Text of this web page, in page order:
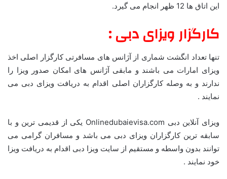
این اتاق ها 12 ظهر انجام می گیرد.
کارگزار ویزای دبی :
تنها تعداد انگشت شماری از آژانس های مسافرتی کارگزار اصلی اخذ
ویزای امارات می باشند و مابقی آژانس های امکان صدور ویزا را
ندارند و به وصله کارگزاران اصلی اقدام به دریافت ویزای دبی می
نمایند .
ویزای آنلاین دبی Onlinedubaievisa.com یکی از قدیمی ترین و با
سابقه ترین کارگزاران ویزای دبی می باشد و مسافران گرامی می
توانند بدون واسطه و مستقیم از سایت ویزا دبی اقدام به دریافت ویزا
خود نمایند .